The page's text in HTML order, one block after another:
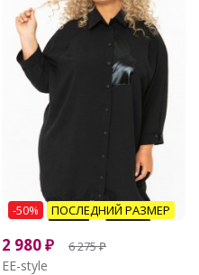
-50% ПОСЛЕДНИЙ РАЗМЕР
2 980₽ 6 275₽
EE-style